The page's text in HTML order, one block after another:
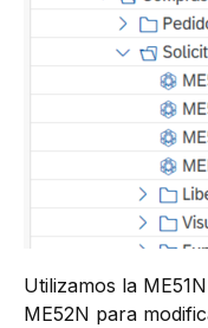
Utilizamos la
ME52N para